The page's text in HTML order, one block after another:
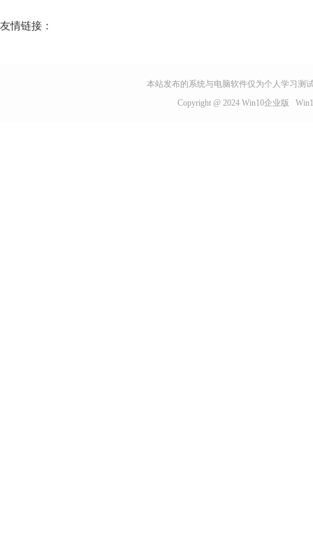
友情链接：
本站发布的系统与电脑软件仅为个人学习测
Copyright @ 2024 Win10企业版